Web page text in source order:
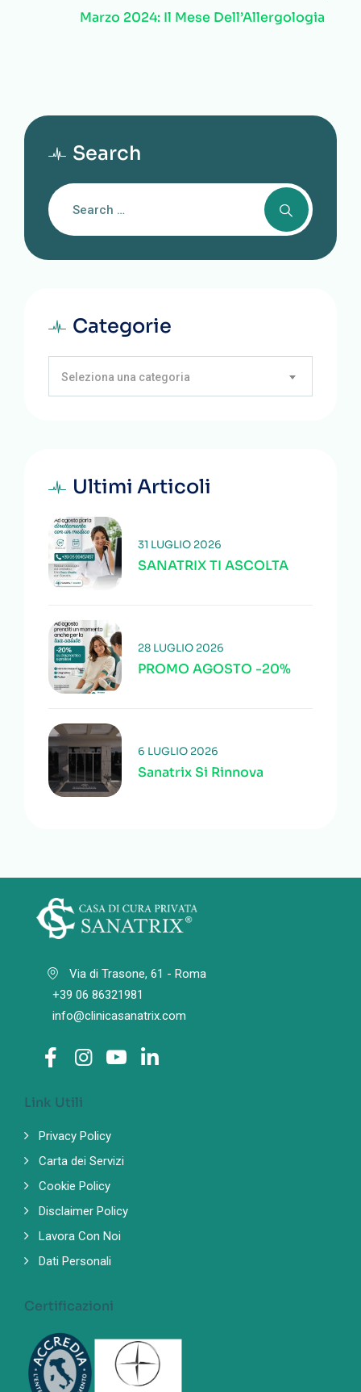
Marzo 2024: Il Mese Dell’Allergologia
Search
Categorie
Seleziona una categoria
Ultimi Articoli
SANATRIX TI ASCOLTA
31 LUGLIO 2026
PROMO AGOSTO -20%
28 LUGLIO 2026
Sanatrix Si Rinnova
6 LUGLIO 2026
Via di Trasone, 61 - Roma
+39 06 86321981
info@clinicasanatrix.com
Link Utili
Privacy Policy
Carta dei Servizi
Cookie Policy
Disclaimer Policy
Lavora Con Noi
Dati Personali
Certificazioni